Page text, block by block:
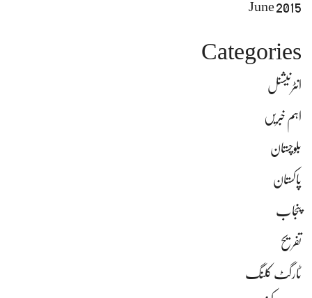
June 2015
Categories
انٹرنیشنل
اہم خبریں
بلوچستان
پاکستان
پنجاب
تفریح
ٹارگٹ کلنگ